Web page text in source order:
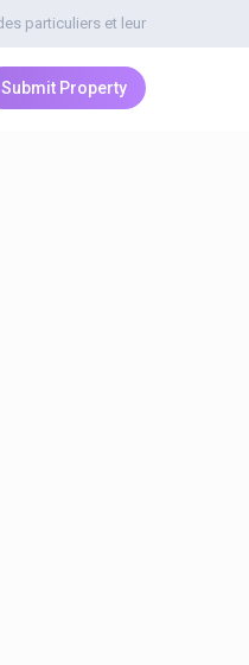
particuliers et leur
Submit Property